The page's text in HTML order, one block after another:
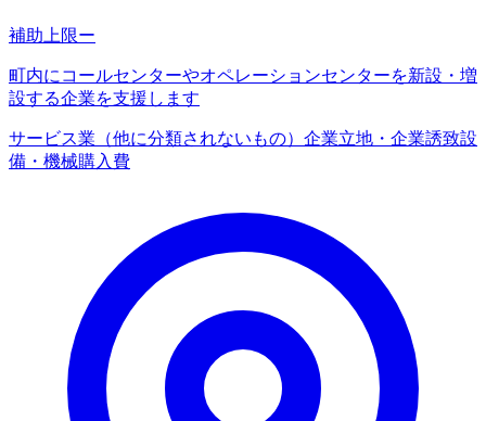
補助上限ー
町内にコールセンターやオペレーションセンターを新設・増
設する企業を支援します
サービス業（他に分類されないもの） 企業立地・企業誘致設
備・機械購入費